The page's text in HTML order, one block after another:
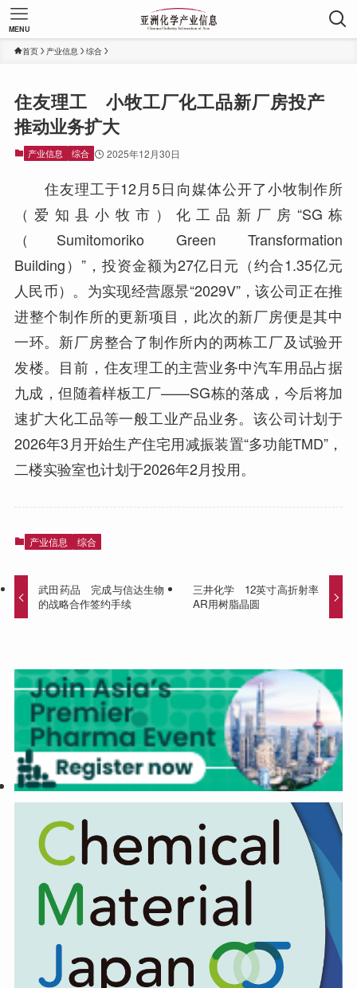
MENU
首页 产业信息 综合
住友理工 小牧工厂化工品新厂房投产
推动业务扩大
产业信息 综合 2025年12月30日
住友理工于12月5日向媒体公开了小牧制作所
（爱知县小牧市）化工品新厂房“SG栋
（Sumitomoriko Green Transformation
Building）”，投资金额为27亿日元（约合1.35亿元
人民币）。为实现经营愿景“2029V”，该公司正在推
进整个制作所的更新项目，此次的新厂房便是其中
一环。新厂房整合了制作所内的两栋工厂及试验开
发楼。目前，住友理工的主营业务中汽车用品占据
九成，但随着样板工厂——SG栋的落成，今后将加
速扩大化工品等一般工业产品业务。该公司计划于
2026年3月开始生产住宅用减振装置“多功能TMD”，
二楼实验室也计划于2026年2月投用。
产业信息 综合
武田药品 完成与信达生物
的战略合作签约手续
三井化学 12英寸高折射率
AR用树脂晶圆